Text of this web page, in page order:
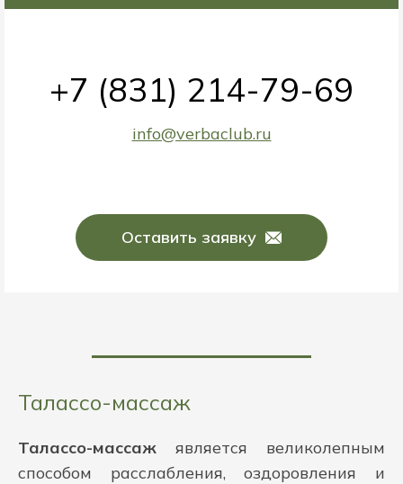
+7 (831) 214-79-69
info@verbaclub.ru
Оставить заявку
Талассо-массаж
Талассо-массаж является великолепным
способом расслабления, оздоровления и